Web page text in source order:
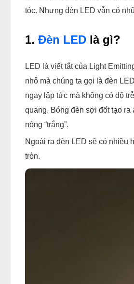
tóc. Nhưng đèn LED vẫn có
1. Đèn LED là gì?
LED là viết tắt của Light
nhỏ mà chúng ta gọi là đèn
ngay lập tức mà không có độ
quang. Bóng đèn sợi đốt tạo
nóng “trắng”.
Ngoài ra đèn LED sẽ có nhiều
tròn.